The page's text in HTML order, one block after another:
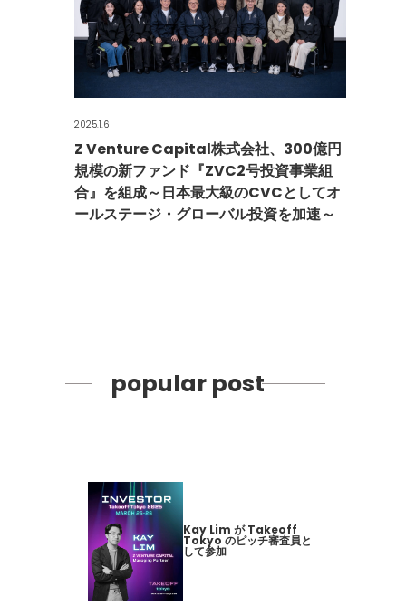
2025.1.6
Z Venture Capital株式会社、300億円
規模の新ファンド『ZVC2号投資事業組
合』を組成～日本最大級のCVCとしてオ
ールステージ・グローバル投資を加速～
popular post
Kay Lim が Takeoff
Tokyo のピッチ審査員と
して参加